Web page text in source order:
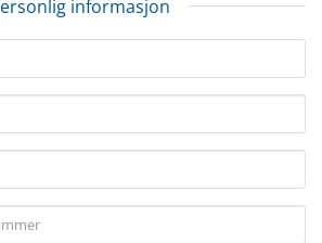
informasjon